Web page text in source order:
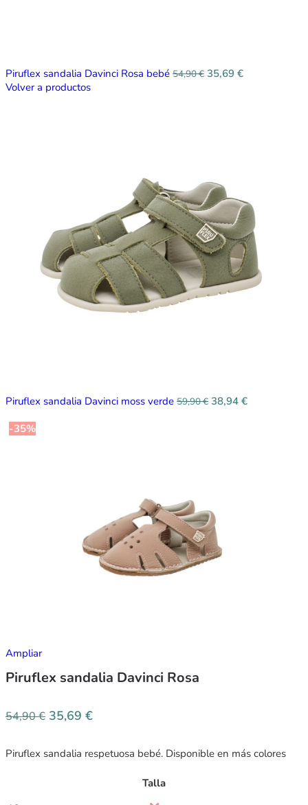
Piruflex sandalia Davinci Rosa bebé 54,90€ 35,69 €
Volver a productos
Piruflex sandalia Davinci moss verde 59,90€ 38,94 €
-35%
Ampliar
Piruflex sandalia Davinci Rosa
54,90€ 35,69 €
Piruflex sandalia respetuosa bebé. Disponible en más colores
Talla